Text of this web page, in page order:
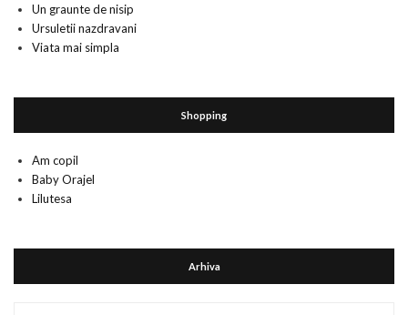
Un graunte de nisip
Ursuletii nazdravani
Viata mai simpla
Shopping
Am copil
Baby Orajel
Lilutesa
Arhiva